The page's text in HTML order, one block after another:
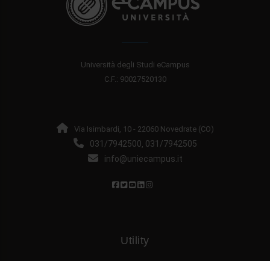
Università degli Studi eCampus
C.F.: 90027520130
Via Isimbardi, 10 - 22060 Novedrate (CO)
031/7942500, 031/7942505
info@uniecampus.it
Utility